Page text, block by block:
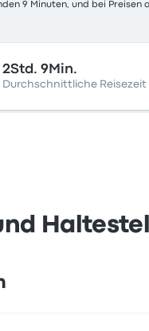
9 Minuten, und bei
2Std. 9Min.
Durchschnittliche Reisezeit